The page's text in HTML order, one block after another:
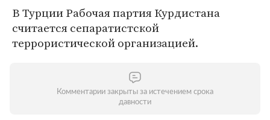
В Турции Рабочая партия Курдистана
считается сепаратистской
террористической организацией.
Комментарии закрыты за истечением срока
давности